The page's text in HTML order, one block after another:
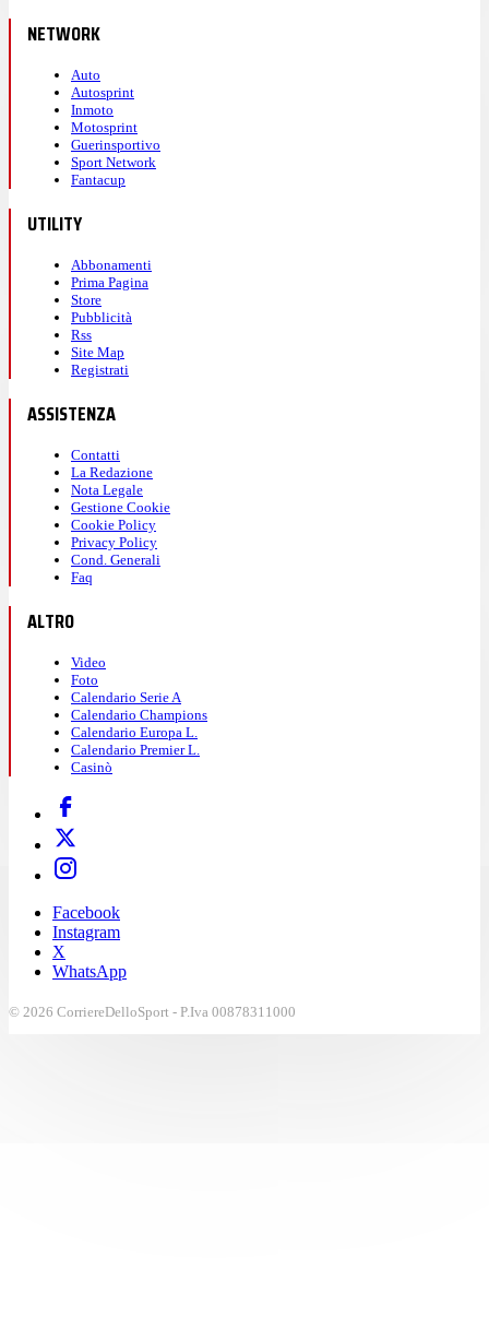
NETWORK
Auto
Autosprint
Inmoto
Motosprint
Guerinsportivo
Sport Network
Fantacup
UTILITY
Abbonamenti
Prima Pagina
Store
Pubblicità
Rss
Site Map
Registrati
ASSISTENZA
Contatti
La Redazione
Nota Legale
Gestione Cookie
Cookie Policy
Privacy Policy
Cond. Generali
Faq
ALTRO
Video
Foto
Calendario Serie A
Calendario Champions
Calendario Europa L.
Calendario Premier L.
Casinò
Facebook
Instagram
X
WhatsApp
© 2026 CorriereDelloSport - P.Iva 00878311000